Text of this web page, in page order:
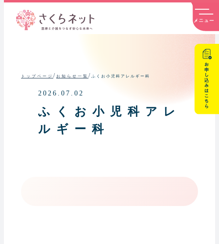
トップページ / お知らせ一覧 / ふくお小児科アレルギー科
2026.07.02
ふくお小児科アレ
ルギー科